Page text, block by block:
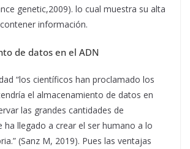
genetic,2009). lo cual muestra su alta
información.
de datos en el ADN
“los científicos han proclamado los
el almacenamiento de datos en
las grandes cantidades de
ha llegado a crear el ser humano a lo
(Sanz M, 2019). Pues las ventajas